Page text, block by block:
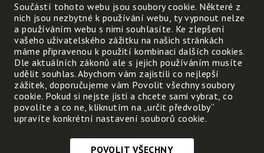
sol-la-si-do) obsahuje
celočíselné poměry 9: 8,
10: 9 nebo 16:15
frekvencí dvou po sobě
jdoucích tónů.
Používanější je však
temperovaná stupnice,
která má 13 tónů a 12
intervalů. Poměr
frekvencí sousedních
tónů je stejný.
Součástí tohoto webu jsou soubory cookie. Některé z
nich jsou nezbytné k používání webu, ty vypnout nelze
a používáním webu s nimi souhlasíte. Ke zlepšení
vašeho uživatelského zážitku na našich stránkách
máme připravenou k použití kombinaci dalších cookies.
Dle aktuálních zákonů ale s jejich používáním musíte
udělit souhlas. Abychom vám zajistili co nejlepší
zážitek, doporučujeme vám Povolit všechny soubory
cookie. Pokud si nejste jisti a chcete sami vybrat, co
povolíte a co ne, kliknutím na „určit předvolby“
upravíte konkrétní nastavení souborů cookie.
POVOLIT VŠECHNY